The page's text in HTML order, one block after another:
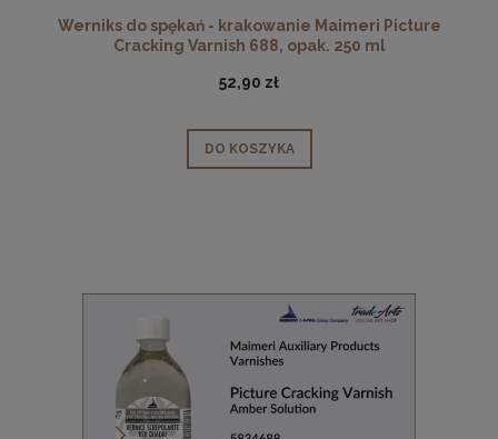
Werniks do spękań - krakowanie Maimeri Picture
Cracking Varnish 688, opak. 250 ml
52,90 zł
DO KOSZYKA